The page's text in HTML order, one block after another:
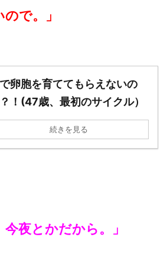
で。」
卵胞を育ててもらえないの
！(47歳、最初のサイクル）
続きを見る
夜とかだから。」